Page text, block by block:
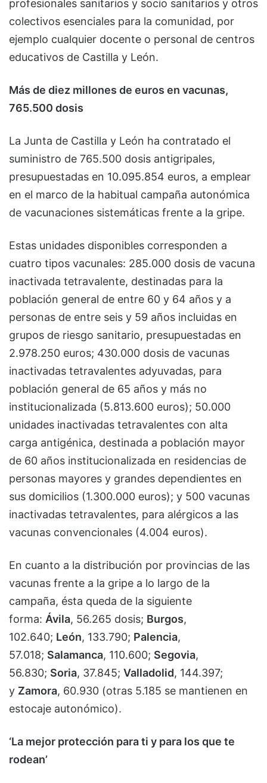
profesionales sanitarios y socio sanitarios y otros
colectivos esenciales para la comunidad, por
ejemplo cualquier docente o personal de centros
educativos de Castilla y León.
Más de diez millones de euros en vacunas,
765.500 dosis
La Junta de Castilla y León ha contratado el
suministro de 765.500 dosis antigripales,
presupuestadas en 10.095.854 euros, a emplear
en el marco de la habitual campaña autonómica
de vacunaciones sistemáticas frente a la gripe.
Estas unidades disponibles corresponden a
cuatro tipos vacunales: 285.000 dosis de vacuna
inactivada tetravalente, destinadas para la
población general de entre 60 y 64 años y a
personas de entre seis y 59 años incluidas en
grupos de riesgo sanitario, presupuestadas en
2.978.250 euros; 430.000 dosis de vacunas
inactivadas tetravalentes adyuvadas, para
población general de 65 años y más no
institucionalizada (5.813.600 euros); 50.000
unidades inactivadas tetravalentes con alta
carga antigénica, destinada a población mayor
de 60 años institucionalizada en residencias de
personas mayores y grandes dependientes en
sus domicilios (1.300.000 euros); y 500 vacunas
inactivadas tetravalentes, para alérgicos a las
vacunas convencionales (4.004 euros).
En cuanto a la distribución por provincias de las
vacunas frente a la gripe a lo largo de la
campaña, ésta queda de la siguiente
forma: Ávila, 56.265 dosis; Burgos,
102.640; León, 133.790; Palencia,
57.018; Salamanca, 110.600; Segovia,
56.830; Soria, 37.845; Valladolid, 144.397;
y Zamora, 60.930 (otras 5.185 se mantienen en
estocaje autonómico).
‘La mejor protección para ti y para los que te
rodean’